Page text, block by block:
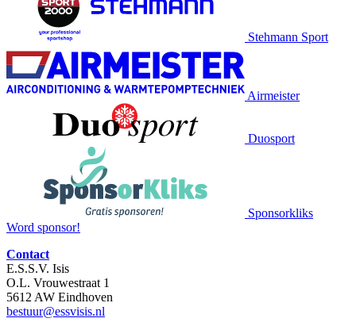
Stehmann Sport
Airmeister
Duosport
Sponsorkliks
Word sponsor!
Contact
E.S.S.V. Isis
O.L. Vrouwestraat 1
5612 AW Eindhoven
bestuur@essvisis.nl